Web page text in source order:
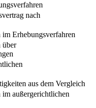
nach
Erhebungsverfahren
über
aus dem Vergleich
außergerichtlichen